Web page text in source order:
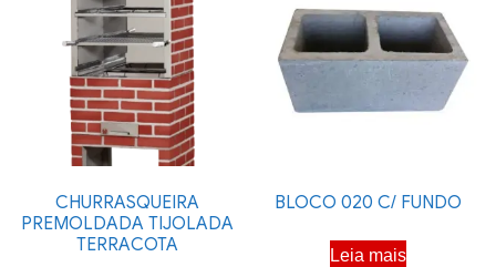
CHURRASQUEIRA
PREMOLDADA TIJOLADA
TERRACOTA
BLOCO 020 C/ FUNDO
Leia mais